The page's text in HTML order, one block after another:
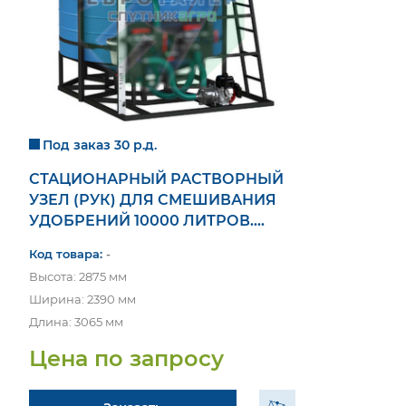
Под заказ 30 р.д.
СТАЦИОНАРНЫЙ РАСТВОРНЫЙ
УЗЕЛ (РУК) ДЛЯ СМЕШИВАНИЯ
УДОБРЕНИЙ 10000 ЛИТРОВ.
Код товара: -
Высота: 2875 мм
Ширина: 2390 мм
Длина: 3065 мм
Цена по запросу